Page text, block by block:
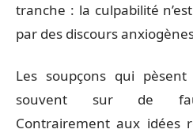
tranche : la culpabilité
par des discours
Les soupçons qui
souvent sur de
Contrairement aux idées